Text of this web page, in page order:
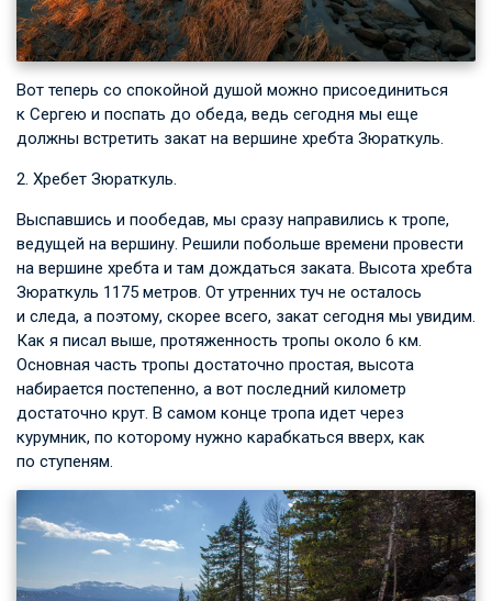
Вот теперь со спокойной душой можно присоединиться
к Сергею и поспать до обеда, ведь сегодня мы еще
должны встретить закат на вершине хребта Зюраткуль.
2. Хребет Зюраткуль.
Выспавшись и пообедав, мы сразу направились к тропе,
ведущей на вершину. Решили побольше времени провести
на вершине хребта и там дождаться заката. Высота хребта
Зюраткуль 1175 метров. От утренних туч не осталось
и следа, а поэтому, скорее всего, закат сегодня мы увидим.
Как я писал выше, протяженность тропы около 6 км.
Основная часть тропы достаточно простая, высота
набирается постепенно, а вот последний километр
достаточно крут. В самом конце тропа идет через
курумник, по которому нужно карабкаться вверх, как
по ступеням.